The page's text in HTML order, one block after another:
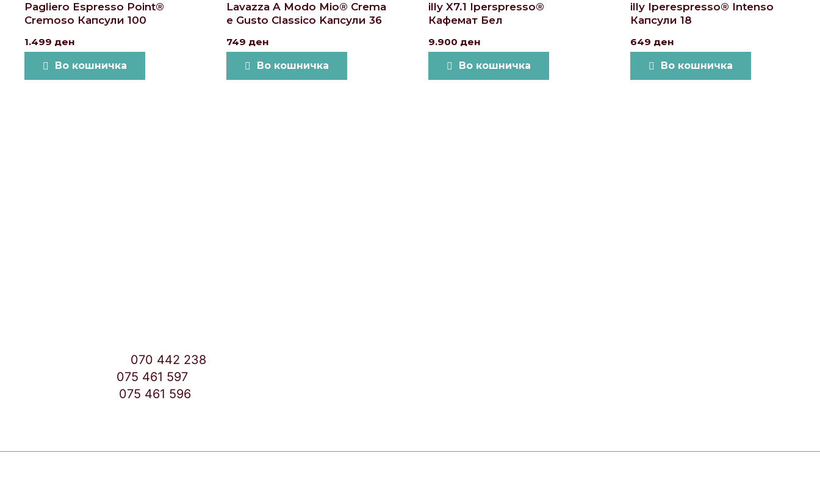
Pagliero Espresso Point®
Cremoso Капсули 100
1.499 ден
Во кошничка
Lavazza A Modo Mio® Crema
e Gusto Classico Kапсули 36
749 ден
Во кошничка
illy X7.1 Iperspresso®
Кафемат Бел
9.900 ден
Во кошничка
illy Iperespresso® Intenso
Капсули 18
649 ден
Во кошничка
070 442 238
075 461 597
075 461 596